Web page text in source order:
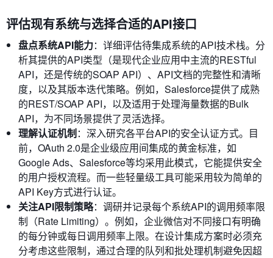
评估现有系统与选择合适的API接口
盘点系统API能力：详细评估待集成系统的API技术栈。分
析其提供的API类型（是现代企业应用中主流的RESTful
API，还是传统的SOAP API）、API文档的完整性和清晰
度，以及其版本迭代策略。例如，Salesforce提供了成熟
的REST/SOAP API，以及适用于处理海量数据的Bulk
API，为不同场景提供了灵活选择。
理解认证机制：深入研究各平台API的安全认证方式。目
前，OAuth 2.0是企业级应用间集成的黄金标准，如
Google Ads、Salesforce等均采用此模式，它能提供安全
的用户授权流程。而一些轻量级工具可能采用较为简单的
API Key方式进行认证。
关注API限制策略：调研并记录每个系统API的调用频率限
制（Rate Limiting）。例如，企业微信对不同接口有明确
的每分钟或每日调用频率上限。在设计集成方案时必须充
分考虑这些限制，通过合理的队列和批处理机制避免因超